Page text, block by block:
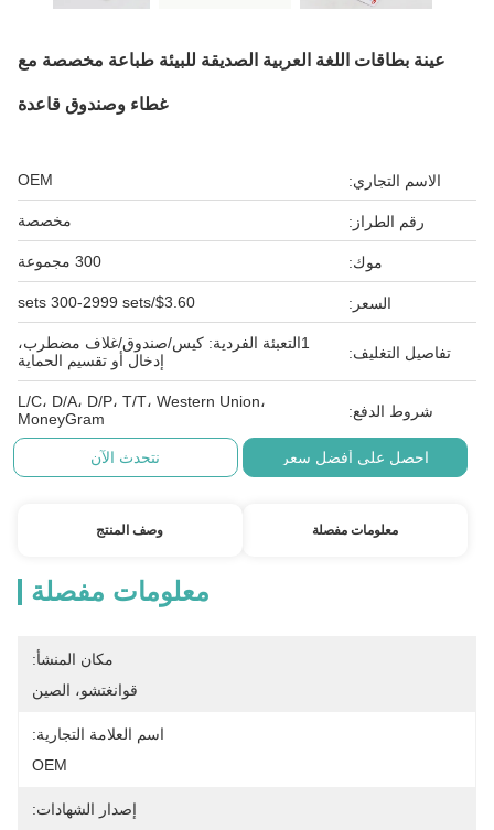
عينة بطاقات اللغة العربية الصديقة للبيئة طباعة مخصصة مع
غطاء وصندوق قاعدة
الاسم التجاري: OEM
رقم الطراز: مخصصة
موك: 300 مجموعة
السعر: $3.60/sets 300-2999 sets
تفاصيل التغليف:
1التعبئة الفردية: كيس/صندوق/غلاف مضطرب،
إدخال أو تقسيم الحماية
شروط الدفع:
L/C، D/A، D/P، T/T، Western Union،
MoneyGram
احصل على أفضل سعر نتحدث الآن
معلومات مفصلة وصف المنتج
معلومات مفصلة
مكان المنشأ:
قوانغتشو، الصين
اسم العلامة التجارية:
OEM
إصدار الشهادات: